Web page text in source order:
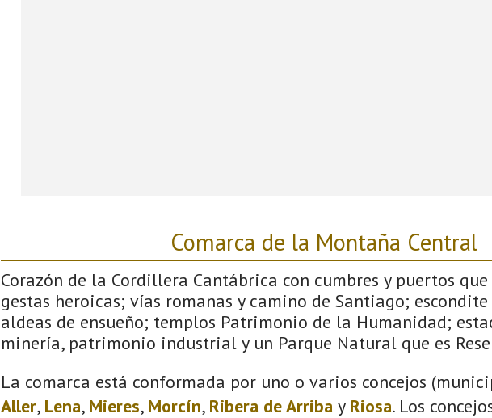
Comarca de la Montaña Central
Corazón de la Cordillera Cantábrica con cumbres y puertos
gestas heroicas; vías romanas y camino de Santiago;
aldeas de ensueño; templos Patrimonio de la Humanidad;
minería, patrimonio industrial y un Parque Natural que es
La comarca está conformada por uno o varios concejos
Aller, Lena, Mieres, Morcín, Ribera de Arriba y Riosa. Los